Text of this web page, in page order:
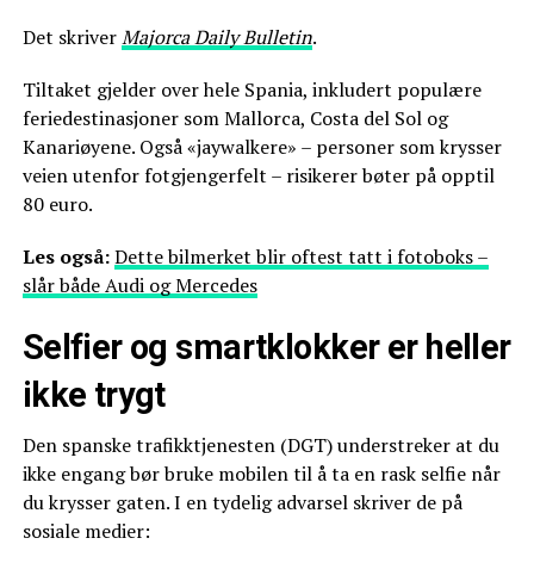
Det skriverMajorca Daily Bulletin.
Tiltaket gjelder over hele Spania, inkludert populære
feriedestinasjoner som Mallorca, Costa del Sol og
Kanariøyene. Også «jaywalkere» – personer som krysser
veien utenfor fotgjengerfelt – risikerer bøter på opptil
80 euro.
Les også:Dette bilmerket blir oftest tatt i fotoboks –
slår både Audi og Mercedes
Selfier og smartklokker er heller
ikke trygt
Den spanske trafikktjenesten (DGT) understreker at du
ikke engang bør bruke mobilen til å ta en rask selfie når
du krysser gaten. I en tydelig advarsel skriver de på
sosiale medier: